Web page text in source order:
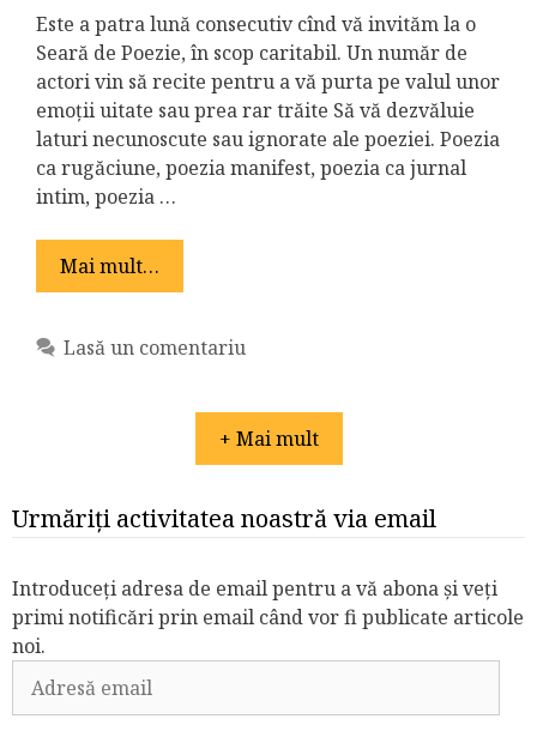
Este a patra lună consecutiv cînd vă invităm la o
Seară de Poezie, în scop caritabil. Un număr de
actori vin să recite pentru a vă purta pe valul unor
emoții uitate sau prea rar trăite Să vă dezvăluie
laturi necunoscute sau ignorate ale poeziei. Poezia
ca rugăciune, poezia manifest, poezia ca jurnal
intim, poezia …
Mai mult…
Lasă un comentariu
+ Mai mult
Urmăriți activitatea noastră via email
Introduceți adresa de email pentru a vă abona și veți
primi notificări prin email când vor fi publicate articole
noi.
Adresă
email